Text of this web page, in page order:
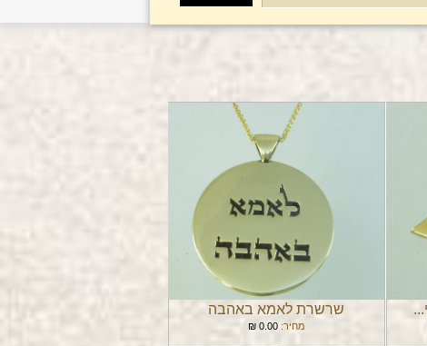
שרשרת לאמא באהבה
מחיר: 0.00
₪